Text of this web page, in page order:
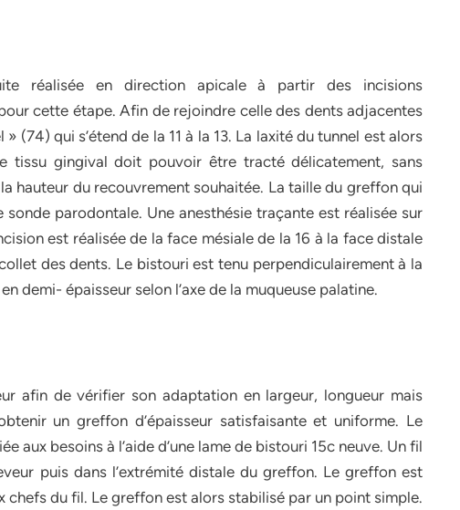
réalisée en direction apicale à partir des incisions
cette étape. Afin de rejoindre celle des dents adjacentes
(74) qui s’étend de la 11 à la 13. La laxité du tunnel est alors
tissu gingival doit pouvoir être tracté délicatement, sans
hauteur du recouvrement souhaitée. La taille du greffon qui
sonde parodontale. Une anesthésie traçante est réalisée sur
est réalisée de la face mésiale de la 16 à la face distale
des dents. Le bistouri est tenu perpendiculairement à la
demi- épaisseur selon l’axe de la muqueuse palatine.
afin de vérifier son adaptation en largeur, longueur mais
un greffon d’épaisseur satisfaisante et uniforme. Le
aux besoins à l’aide d’une lame de bistouri 15c neuve. Un fil
puis dans l’extrémité distale du greffon. Le greffon est
du fil. Le greffon est alors stabilisé par un point simple.